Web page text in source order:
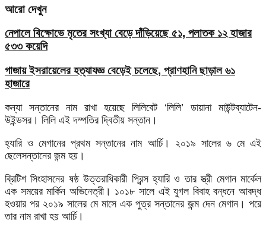
আরো দেখুন
নেপালে বিক্ষোভে মৃতের সংখ্যা বেড়ে দাঁড়িয়েছে ৫১, পলাতক ১২ হাজার
৫৩৩ কয়েদি
গাজায় ইসরায়েলের হত্যাযজ্ঞ বেড়েই চলেছে, প্রাণহানি ছাড়াল ৬১
হাজারে
কন্যা সন্তানের নাম রাখা হয়েছে লিলিবেট ‘লিলি’ ডায়ানা মাউন্টব্যাটেন-
উইন্ডসর। লিলি এই দম্পতির দ্বিতীয় সন্তান।
হ্যারি ও মেগানের প্রথম সন্তানের নাম আর্চি। ২০১৯ সালের ৬ মে এই
ছেলেসন্তানের জন্ম হয়।
ব্রিটিশ সিংহাসনের ষষ্ঠ উত্তরাধিকারী প্রিন্স হ্যারি ও তার স্ত্রী মেগান মার্কেল
এক সময়ের মার্কিন অভিনেত্রী। ১০১৮ সালে এই যুগল বিবাহ বন্ধনে আবদ্ধ
হওয়ার পর ২০১৯ সালের মে মাসে এক পুত্র সন্তানের জন্ম দেন মেগান। পরে
তার নাম রাখা হয় আর্চি।